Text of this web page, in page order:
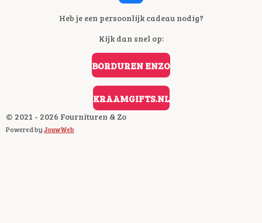
A
C
B
O
O
Heb je een persoonlijk cadeau nodig?
Kijk dan snel op:
BORDUREN ENZO
KRAAMGIFTS.NL
© 2021 - 2026 Fournituren & Zo
Powered byJouwWeb